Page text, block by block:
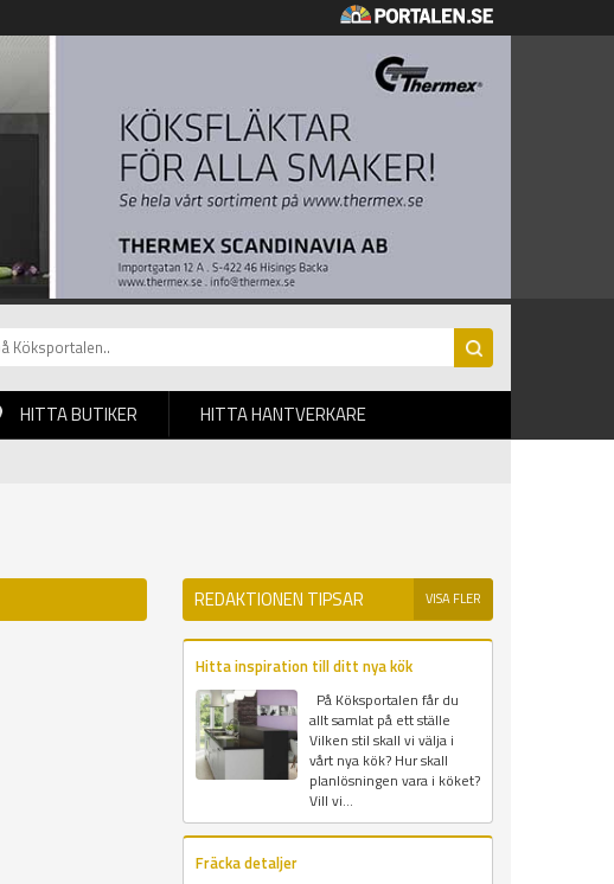
HITTA BUTIKER HITTA HANTVERKARE
REDAKTIONEN TIPSAR VISA FLER
Hitta inspiration till ditt nya kök
På Köksportalen får du
allt samlat på ett ställe
Vilken stil skall vi välja i
vårt nya kök? Hur skall
planlösningen vara i köket?
Vill vi...
Fräcka detaljer